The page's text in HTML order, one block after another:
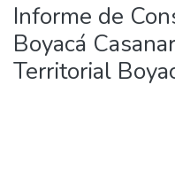
Informe de
Boyacá
Territorial